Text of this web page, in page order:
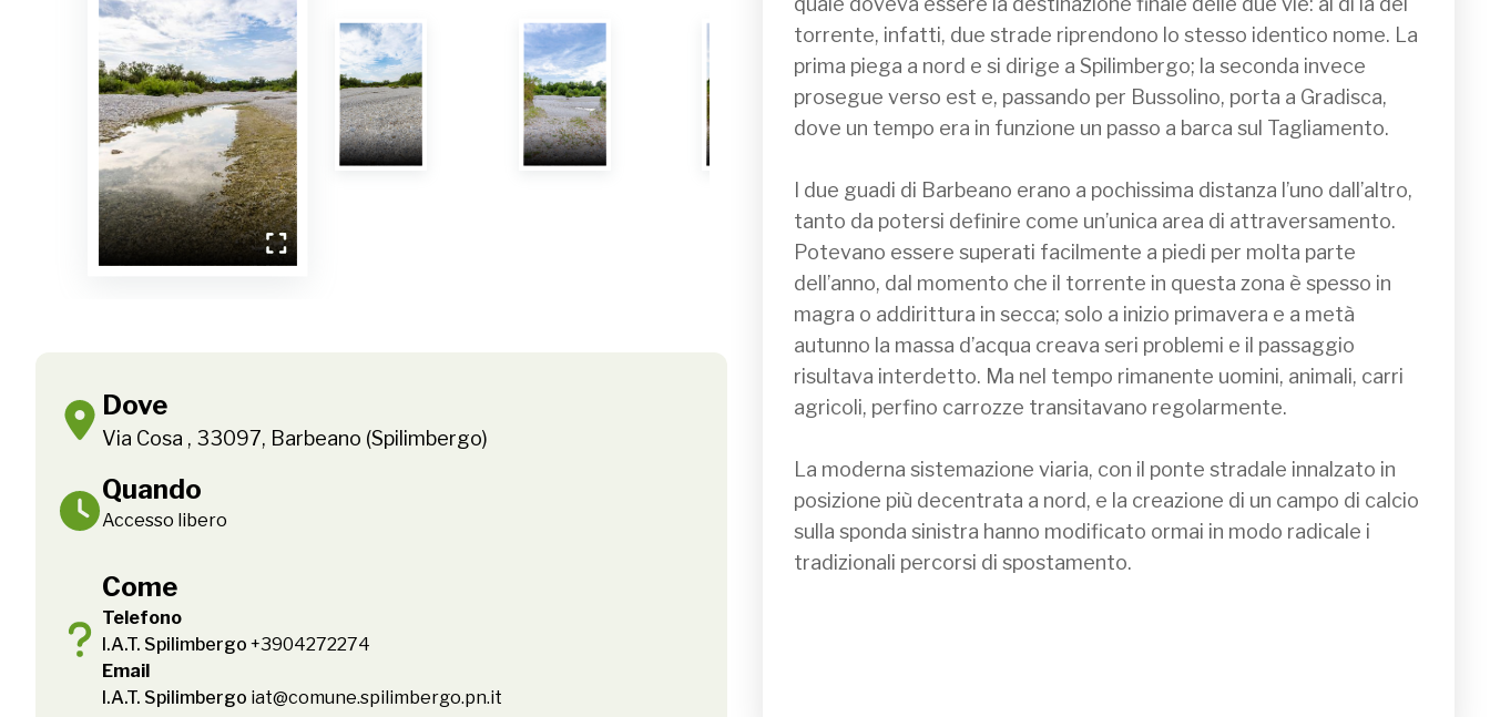
Dove
Via Cosa , 33097, Barbeano (Spilimbergo)
Quando
Accesso libero
Come
Telefono
I.A.T. Spilimbergo +3904272274
Email
I.A.T. Spilimbergo iat@comune.spilimbergo.pn.it
torrente, infatti, due strade riprendono lo stesso identico nome. La
prima piega a nord e si dirige a Spilimbergo; la seconda invece
prosegue verso est e, passando per Bussolino, porta a Gradisca,
dove un tempo era in funzione un passo a barca sul Tagliamento.
I due guadi di Barbeano erano a pochissima distanza l’uno dall’altro,
tanto da potersi definire come un’unica area di attraversamento.
Potevano essere superati facilmente a piedi per molta parte
dell’anno, dal momento che il torrente in questa zona è spesso in
magra o addirittura in secca; solo a inizio primavera e a metà
autunno la massa d’acqua creava seri problemi e il passaggio
risultava interdetto. Ma nel tempo rimanente uomini, animali, carri
agricoli, perfino carrozze transitavano regolarmente.
La moderna sistemazione viaria, con il ponte stradale innalzato in
posizione più decentrata a nord, e la creazione di un campo di calcio
sulla sponda sinistra hanno modificato ormai in modo radicale i
tradizionali percorsi di spostamento.